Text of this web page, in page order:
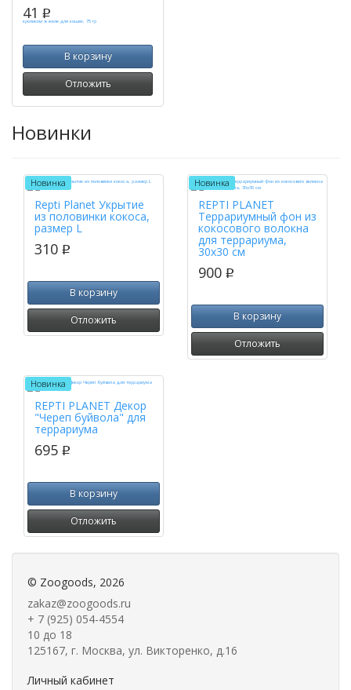
41 p
В корзину
Отложить
Новинки
Новинка
Repti Planet Укрытие
из половинки кокоса,
размер L
310 p
В корзину
Отложить
Новинка
REPTI PLANET
Террариумный фон из
кокосового волокна
для террариума,
30х30 см
900 p
В корзину
Отложить
Новинка
REPTI PLANET Декор
"Череп буйвола" для
террариума
695 p
В корзину
Отложить
© Zoogoods, 2026
zakaz@zoogoods.ru
+ 7 (925) 054-4554
10 до 18
125167, г. Москва, ул. Викторенко, д.16
Личный кабинет